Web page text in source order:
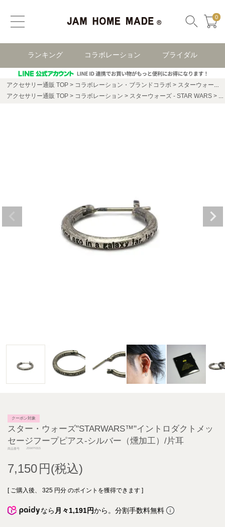
0
ランキング コラボレーション ブライダル
アクセサリー通販 TOP コラボレーション・ブランドコラボ
スターウォーズ(STAR WARS)
アクセサリー通販 TOP
コラボレーション スターウォーズ - STAR WARS
クーポン対象
スター・ウォーズ"STARWARS™"イントロダクトメッ
セージフープピアス-シルバー（燻加工）/片耳
商品番号 JSWPI01S
7,150
[ ご購入後、 325 円分 のポイントを獲得できます ]
なら 月々1,191円から。分割手数料無料